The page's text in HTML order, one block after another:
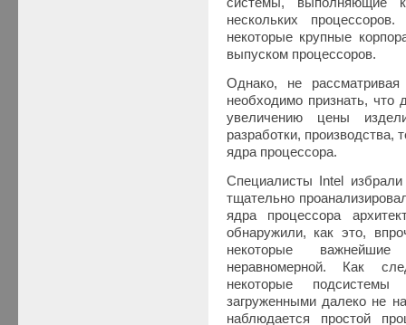
нескольких
некоторые крупные
выпуском процессоров.
Однако, не
необходимо признать, что
увеличению цены
разработки, производства,
ядра процессора.
Специалисты Intel
тщательно
ядра процессора
обнаружили, как это,
некоторые
неравномерной. Как
некоторые
загруженными далеко не
наблюдается простой